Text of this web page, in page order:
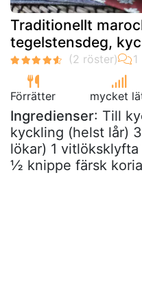
Traditionellt
tegelstensdeg,
Förrätter mycket
Ingredienser: Till
kyckling (helst lår)
lökar) 1
½ knippe färsk